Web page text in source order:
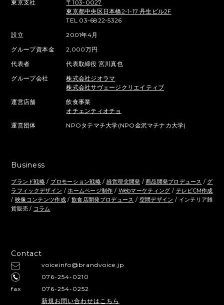
東京支社
〒103-0027
東京都中央区日本橋2-1-17 丹生ビル2F
TEL 03-6822-5326
設立
2001年4月
グループ資本金
2,000万円
代表者
代表取締役 宮川真也
グループ会社
株式会社ジオラマ
株式会社サヴェージクリエイティブ
運営店舗
飲食事業
オチェンティオチョ
運営団体
NPOタテマチ大学(NPO金沢マチナカ大学)
Business
ブランド戦略/ プロモーション戦略 / 経営理念開発 /商品開発プロデュース / グ
ラフィックデザイン / ホームページ制作 / Webマーケティング / テレビCM作成
/ 映像コンテンツ作成 / 飲食店開発プロデュース / 空間デザイン / インテリア雑
貨販売 / コラム
Contact
voiceinfo@brandvoice.jp
076-254-0210
fax
076-254-0252
新規お問い合わせはこちら